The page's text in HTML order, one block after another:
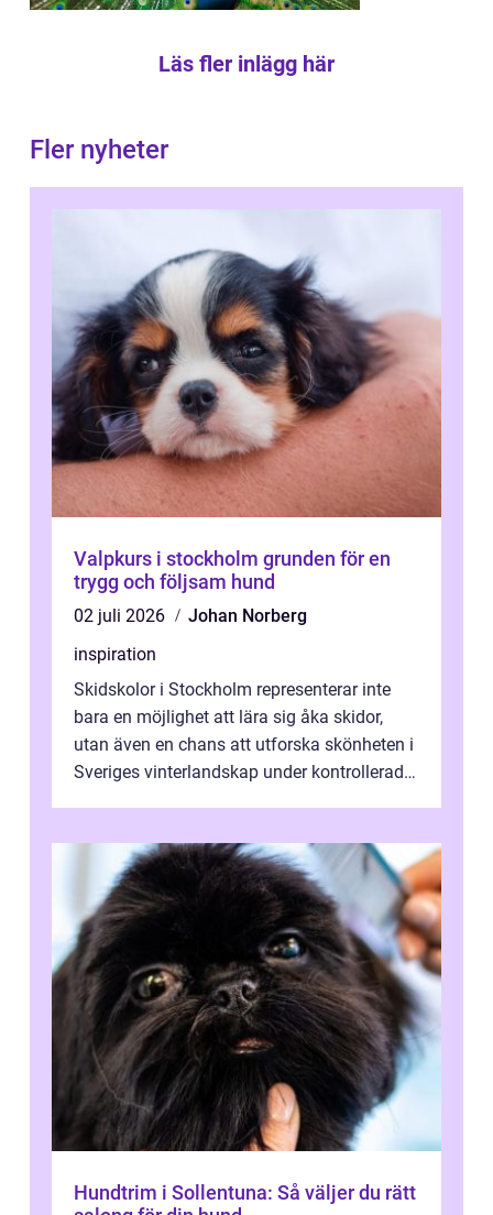
Läs fler inlägg här
Fler nyheter
Valpkurs i stockholm grunden för en
trygg och följsam hund
02 juli 2026
Johan Norberg
inspiration
Skidskolor i Stockholm representerar inte
bara en möjlighet att lära sig åka skidor,
utan även en chans att utforska skönheten i
Sveriges vinterlandskap under kontrollerade
Hundtrim i Sollentuna: Så väljer du rätt